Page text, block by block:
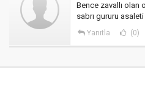
Bence zavallı olan
sabrı gururu
Yanıtla (0)